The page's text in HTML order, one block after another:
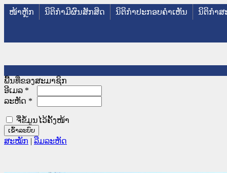
ໜ້າຫຼັກ ນິຕິກໍາມີຜົນສັກສິດ ນິຕິກໍາປະກອບຄໍາເຫັນ ນິຕິກໍາສ
ພື້ນທີ່ຂອງສະມາຊິກ
ອີເມລ *
ລະຫັດ *
ຈື່ຂໍ້ມູນໄວ້ຄັ້ງໜ້າ
ສະໝັກ | ລືມລະຫັດ